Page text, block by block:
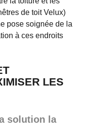
de toit Velux)
pose soignée de la
à ces endroits
LES
solution la